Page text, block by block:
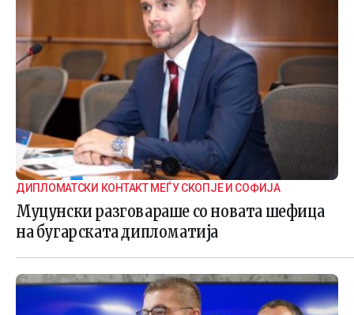
ДИПЛОМАТСКИ КОНТАКТ МЕЃУ СКОПЈЕ И СОФИЈА
Муцунски разговараше со новата шефица
на бугарската дипломатија